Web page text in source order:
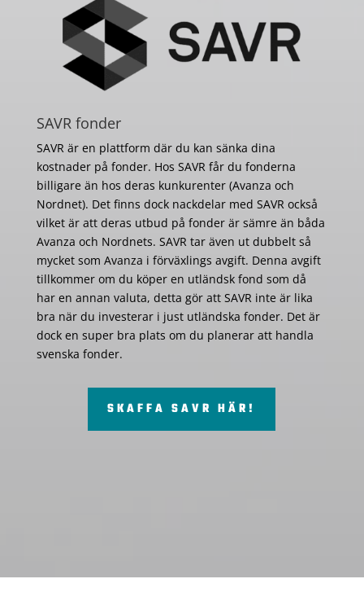
SAVR fonder
SAVR är en plattform där du kan sänka dina
kostnader på fonder. Hos SAVR får du fonderna
billigare än hos deras kunkurenter (Avanza och
Nordnet). Det finns dock nackdelar med SAVR också
vilket är att deras utbud på fonder är sämre än båda
Avanza och Nordnets. SAVR tar även ut dubbelt så
mycket som Avanza i förväxlings avgift. Denna avgift
tillkommer om du köper en utländsk fond som då
har en annan valuta, detta gör att SAVR inte är lika
bra när du investerar i just utländska fonder. Det är
dock en super bra plats om du planerar att handla
svenska fonder.
SKAFFA SAVR HÄR!